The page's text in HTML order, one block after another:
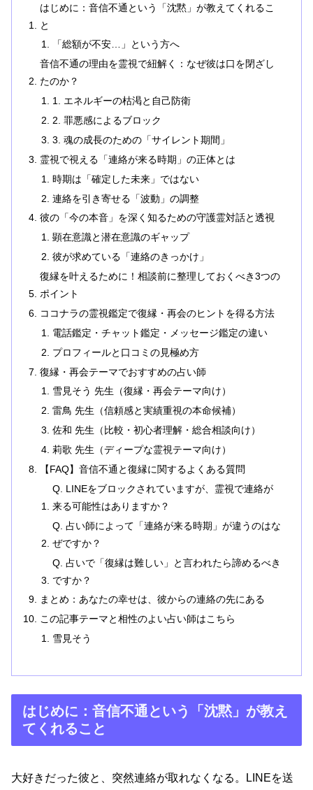
はじめに：音信不通という「沈黙」が教えてくれるこ
と
「総額が不安…」という方へ
音信不通の理由を霊視で紐解く：なぜ彼は口を閉ざし
たのか？
1. エネルギーの枯渇と自己防衛
2. 罪悪感によるブロック
3. 魂の成長のための「サイレント期間」
霊視で視える「連絡が来る時期」の正体とは
時期は「確定した未来」ではない
連絡を引き寄せる「波動」の調整
彼の「今の本音」を深く知るための守護霊対話と透視
顕在意識と潜在意識のギャップ
彼が求めている「連絡のきっかけ」
復縁を叶えるために！相談前に整理しておくべき3つの
ポイント
ココナラの霊視鑑定で復縁・再会のヒントを得る方法
電話鑑定・チャット鑑定・メッセージ鑑定の違い
プロフィールと口コミの見極め方
復縁・再会テーマでおすすめの占い師
雪見そう 先生（復縁・再会テーマ向け）
雷鳥 先生（信頼感と実績重視の本命候補）
佐和 先生（比較・初心者理解・総合相談向け）
莉歌 先生（ディープな霊視テーマ向け）
【FAQ】音信不通と復縁に関するよくある質問
Q. LINEをブロックされていますが、霊視で連絡が
来る可能性はありますか？
Q. 占い師によって「連絡が来る時期」が違うのはな
ぜですか？
Q. 占いで「復縁は難しい」と言われたら諦めるべき
ですか？
まとめ：あなたの幸せは、彼からの連絡の先にある
この記事テーマと相性のよい占い師はこちら
雪見そう
はじめに：音信不通という「沈黙」が教え
てくれること
大好きだった彼と、突然連絡が取れなくなる。LINEを送